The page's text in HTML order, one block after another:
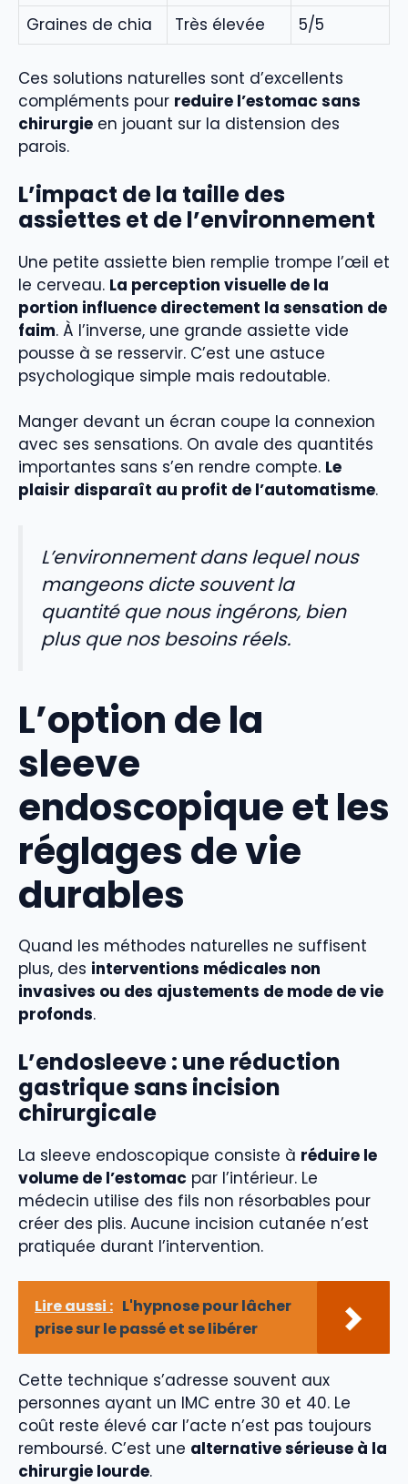
Graines de chia Très élevée 5/5
Ces solutions naturelles sont d’excellents
compléments pour reduire l’estomac sans
chirurgie en jouant sur la distension des
parois.
L’impact de la taille des
assiettes et de l’environnement
Une petite assiette bien remplie trompe l’œil et
le cerveau. La perception visuelle de la
portion influence directement la sensation de
faim. À l’inverse, une grande assiette vide
pousse à se resservir. C’est une astuce
psychologique simple mais redoutable.
Manger devant un écran coupe la connexion
avec ses sensations. On avale des quantités
importantes sans s’en rendre compte. Le
plaisir disparaît au profit de l’automatisme.
L’environnement dans lequel nous
mangeons dicte souvent la
quantité que nous ingérons, bien
plus que nos besoins réels.
L’option de la
sleeve
endoscopique et les
réglages de vie
durables
Quand les méthodes naturelles ne suffisent
plus, des interventions médicales non
invasives ou des ajustements de mode de vie
profonds.
L’endosleeve : une réduction
gastrique sans incision
chirurgicale
La sleeve endoscopique consiste à réduire le
volume de l’estomac par l’intérieur. Le
médecin utilise des fils non résorbables pour
créer des plis. Aucune incision cutanée n’est
pratiquée durant l’intervention.
Lire aussi : L'hypnose pour lâcher
prise sur le passé et se libérer
Cette technique s’adresse souvent aux
personnes ayant un IMC entre 30 et 40. Le
coût reste élevé car l’acte n’est pas toujours
remboursé. C’est une alternative sérieuse à la
chirurgie lourde.